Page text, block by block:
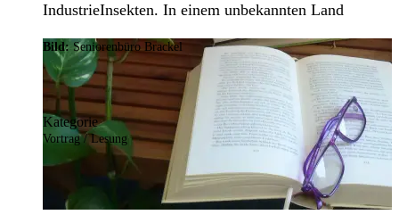
IndustrieInsekten. In einem unbekannten Land
Bild: Seniorenbüro Brackel
Kategorie
Vortrag / Lesung